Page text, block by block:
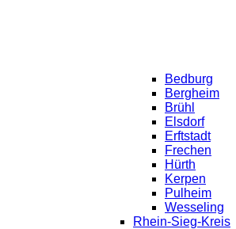
Bedburg
Bergheim
Brühl
Elsdorf
Erftstadt
Frechen
Hürth
Kerpen
Pulheim
Wesseling
Rhein-Sieg-Kreis